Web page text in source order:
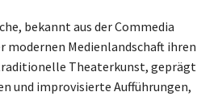
bekannt aus der Commedia
modernen Medienlandschaft ihren
Theaterkunst, geprägt
und improvisierte Aufführungen,